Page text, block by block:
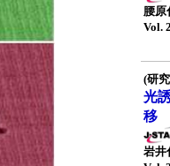
腰原
Vol.
(研
光
移
岩井